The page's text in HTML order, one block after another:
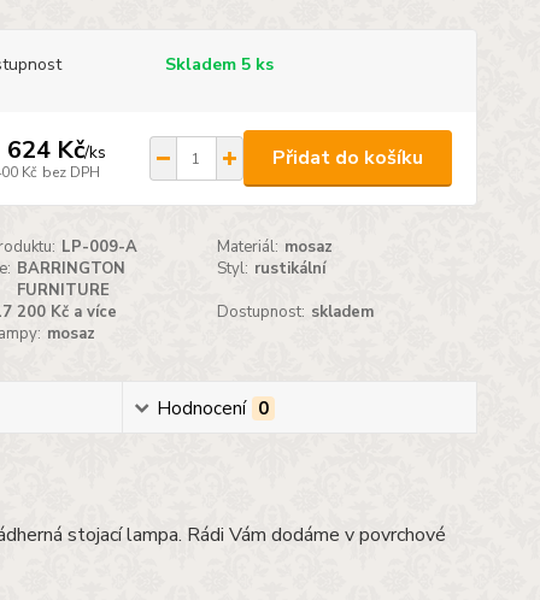
Skladem 5 ks
624 Kč/ks
Kč bez DPH
Přidat do košíku
LP-009-A Materiál: mosaz
BARRINGTON
FURNITURE
Styl: rustikální
200 Kč a více
Dostupnost: skladem
mosaz
Hodnocení 0
stojací lampa. Rádi Vám dodáme v povrchové